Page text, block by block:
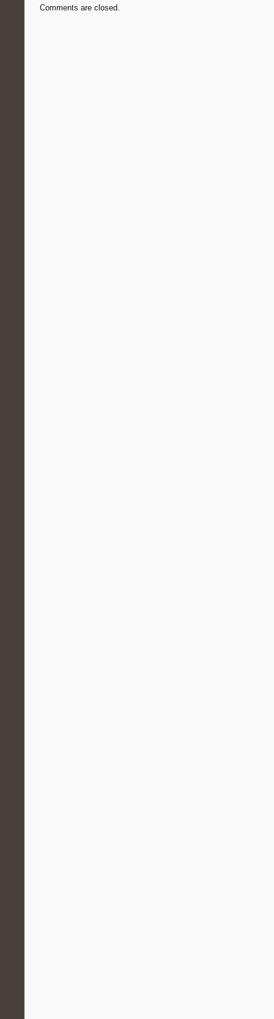
Comments are closed.